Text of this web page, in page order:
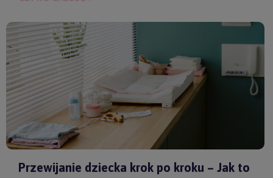
model od sprawdzonych producentów, takich jakby ASTRUP,
HuggimalsczyMembantu
, masz pewność, że dajesz swojemu
dziecku bezpieczne i skuteczne wsparcie każdego dnia.
Przewijanie dziecka krok po kroku – Jak to